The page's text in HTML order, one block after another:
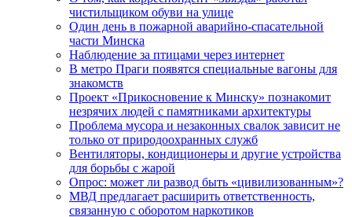
чистильщиком обуви на улице
Один день в пожарной аварийно-спасательной
части Минска
Наблюдение за птицами через интернет
В метро Праги появятся специальные вагоны для
знакомств
Проект «Прикосновение к Минску» познакомит
незрячих людей с памятниками архитектуры
Проблема мусора и незаконных свалок зависит не
только от природоохранных служб
Вентиляторы, кондиционеры и другие устройства
для борьбы с жарой
Опрос: может ли развод быть «цивилизованным»?
МВД предлагает расширить ответственность,
связанную с оборотом наркотиков